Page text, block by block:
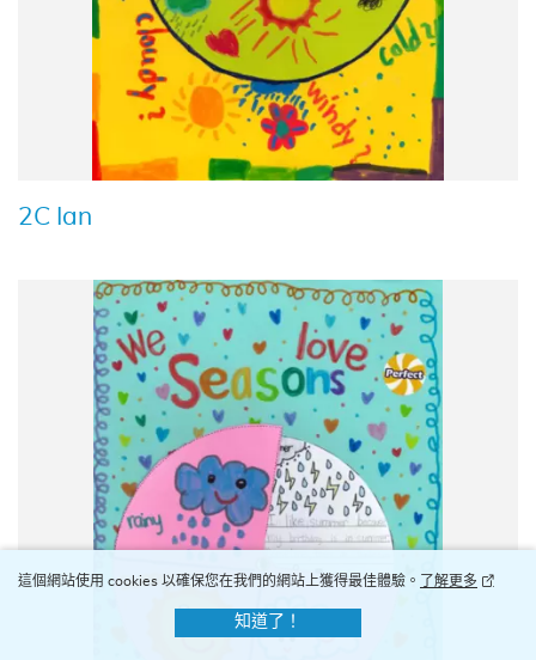
2C Ian
這個網站使用 cookies 以確保您在我們的網站上獲得最佳體驗。 了解更多
知道了！